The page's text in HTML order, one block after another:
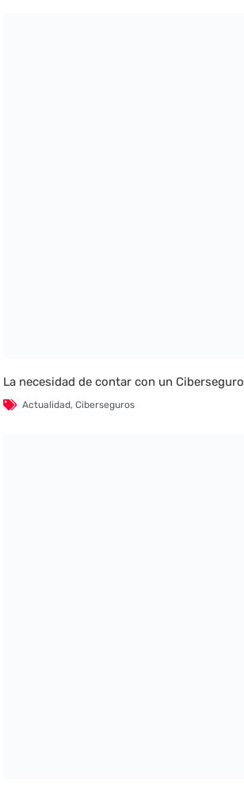
La necesidad de contar con un Ciberseguro
Actualidad,Ciberseguros